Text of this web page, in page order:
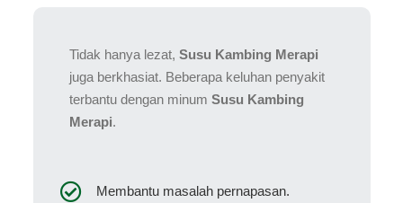
Tidak hanya lezat, Susu Kambing Merapi
juga berkhasiat. Beberapa keluhan penyakit
terbantu dengan minum Susu Kambing
Merapi.
Membantu masalah pernapasan.